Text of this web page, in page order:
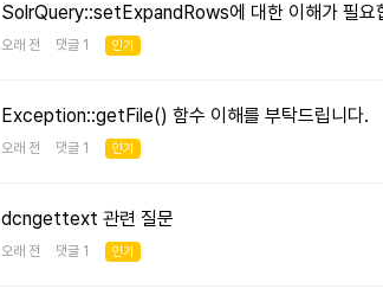
SolrQuery::setExpandRows에 대한 이해가 필요
오래 전 댓글 1 인기
Exception::getFile() 함수 이해를 부탁드립니다.
오래 전 댓글 1 인기
dcngettext 관련 질문
오래 전 댓글 1 인기